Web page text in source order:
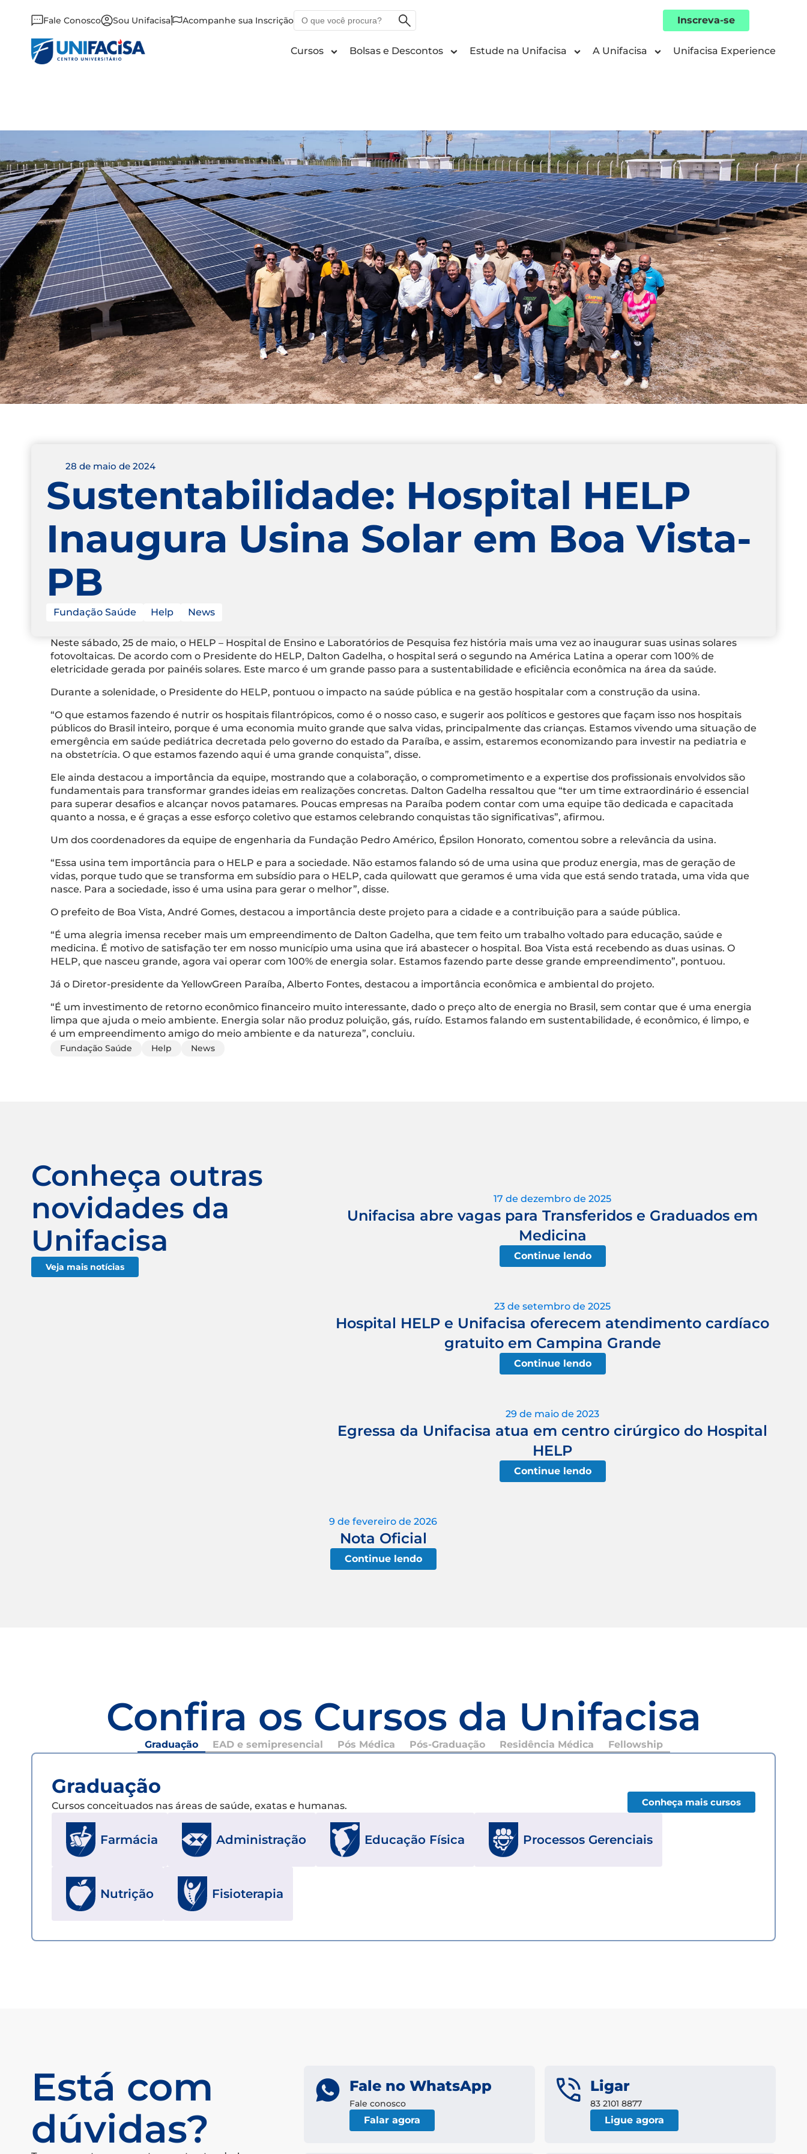
Fale Conosco Sou Unifacisa Acompanhe sua Inscrição
que
procura?
Inscreva-se
Cursos Bolsas e Descontos Estude na Unifacisa A Unifacisa Unifacisa Experience
28 de maio de 2024
Sustentabilidade: Hospital HELP
Inaugura Usina Solar em Boa Vista-
PB
Fundação Saúde Help News
Neste sábado, 25 de maio, o HELP – Hospital de Ensino e Laboratórios de Pesquisa fez história mais uma vez ao inaugurar suas usinas solares
fotovoltaicas. De acordo com o Presidente do HELP, Dalton Gadelha, o hospital será o segundo na América Latina a operar com 100% de
eletricidade gerada por painéis solares. Este marco é um grande passo para a sustentabilidade e eficiência econômica na área da saúde.
Durante a solenidade, o Presidente do HELP, pontuou o impacto na saúde pública e na gestão hospitalar com a construção da usina.
“O que estamos fazendo é nutrir os hospitais filantrópicos, como é o nosso caso, e sugerir aos políticos e gestores que façam isso nos hospitais
públicos do Brasil inteiro, porque é uma economia muito grande que salva vidas, principalmente das crianças. Estamos vivendo uma situação de
emergência em saúde pediátrica decretada pelo governo do estado da Paraíba, e assim, estaremos economizando para investir na pediatria e
na obstetrícia. O que estamos fazendo aqui é uma grande conquista”, disse.
Ele ainda destacou a importância da equipe, mostrando que a colaboração, o comprometimento e a expertise dos profissionais envolvidos são
fundamentais para transformar grandes ideias em realizações concretas. Dalton Gadelha ressaltou que “ter um time extraordinário é essencial
para superar desafios e alcançar novos patamares. Poucas empresas na Paraíba podem contar com uma equipe tão dedicada e capacitada
quanto a nossa, e é graças a esse esforço coletivo que estamos celebrando conquistas tão significativas”, afirmou.
Um dos coordenadores da equipe de engenharia da Fundação Pedro Américo, Épsilon Honorato, comentou sobre a relevância da usina.
“Essa usina tem importância para o HELP e para a sociedade. Não estamos falando só de uma usina que produz energia, mas de geração de
vidas, porque tudo que se transforma em subsídio para o HELP, cada quilowatt que geramos é uma vida que está sendo tratada, uma vida que
nasce. Para a sociedade, isso é uma usina para gerar o melhor”, disse.
O prefeito de Boa Vista, André Gomes, destacou a importância deste projeto para a cidade e a contribuição para a saúde pública.
“É uma alegria imensa receber mais um empreendimento de Dalton Gadelha, que tem feito um trabalho voltado para educação, saúde e
medicina. É motivo de satisfação ter em nosso município uma usina que irá abastecer o hospital. Boa Vista está recebendo as duas usinas. O
HELP, que nasceu grande, agora vai operar com 100% de energia solar. Estamos fazendo parte desse grande empreendimento”, pontuou.
Já o Diretor-presidente da YellowGreen Paraíba, Alberto Fontes, destacou a importância econômica e ambiental do projeto.
“É um investimento de retorno econômico financeiro muito interessante, dado o preço alto de energia no Brasil, sem contar que é uma energia
limpa que ajuda o meio ambiente. Energia solar não produz poluição, gás, ruído. Estamos falando em sustentabilidade, é econômico, é limpo, e
é um empreendimento amigo do meio ambiente e da natureza”, concluiu.
Fundação Saúde Help News
Conheça outras
novidades da
Unifacisa
Veja mais notícias
17 de dezembro de 2025
Unifacisa abre vagas para Transferidos e Graduados em
Medicina
Continue lendo
23 de setembro de 2025
Hospital HELP e Unifacisa oferecem atendimento cardíaco
gratuito em Campina Grande
Continue lendo
29 de maio de 2023
Egressa da Unifacisa atua em centro cirúrgico do Hospital
HELP
Continue lendo
9 de fevereiro de 2026
Nota Oficial
Continue lendo
Confira os Cursos da Unifacisa
Graduação EAD e semipresencial Pós Médica Pós-Graduação Residência Médica Fellowship
Graduação
Cursos conceituados nas áreas de saúde, exatas e humanas. Conheça mais cursos
Farmácia Administração Educação Física Processos Gerenciais
Nutrição Fisioterapia
Está com
dúvidas?
Fale no WhatsApp
Fale conosco
Falar agora
Ligar
83 2101 8877
Ligue agora